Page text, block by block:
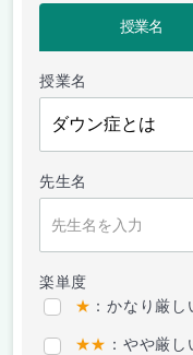
授業名
授業名
先生名
楽単度
★ ：かなり厳し
★★ ：やや厳し